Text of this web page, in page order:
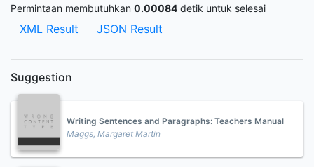
Permintaan membutuhkan 0.00084 detik untuk selesai
XML Result JSON Result
Suggestion
Writing Sentences and Paragraphs: Teachers Manual
Maggs, Margaret Martin